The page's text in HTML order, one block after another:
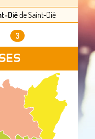
Diéde Saint-Dié
3